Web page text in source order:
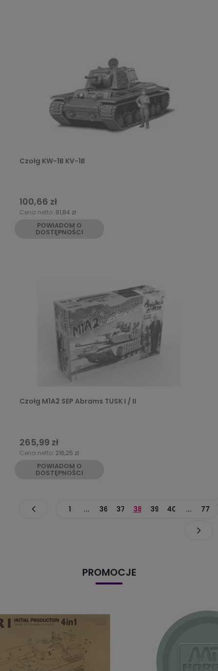
Czołg KW-1B KV-1B
100,66 zł
Cena netto: 81,84 zł
POWIADOM O
DOSTĘPNOŚCI
Czołg M1A2 SEP Abrams TUSK I / II
265,99 zł
Cena netto: 216,25 zł
POWIADOM O
DOSTĘPNOŚCI
1 ... 36 37 38 39 40 ... 77
PROMOCJE